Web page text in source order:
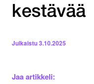
kestävää
Julkaistu3.10.2025
Jaa artikkeli: